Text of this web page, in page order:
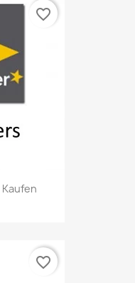
favorite_border
favorite_border